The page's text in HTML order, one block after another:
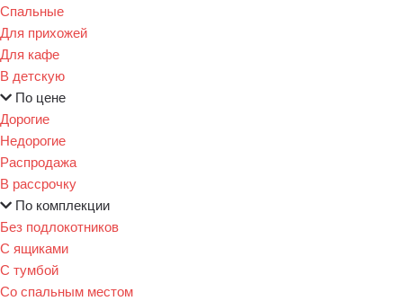
Спальные
Для прихожей
Для кафе
В детскую
По цене
Дорогие
Недорогие
Распродажа
В рассрочку
По комплекции
Без подлокотников
С ящиками
С тумбой
Со спальным местом